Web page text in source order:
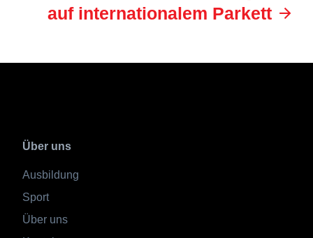
auf internationalem Parkett
Über uns
Ausbildung
Sport
Über uns